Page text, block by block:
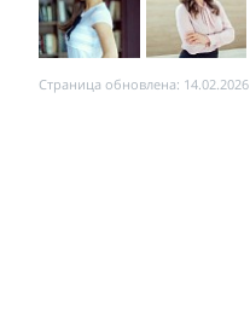
Страница обновлена: 14.02.2026